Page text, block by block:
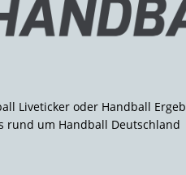
Liveticker oder Handball
rund um Handball Deutschland